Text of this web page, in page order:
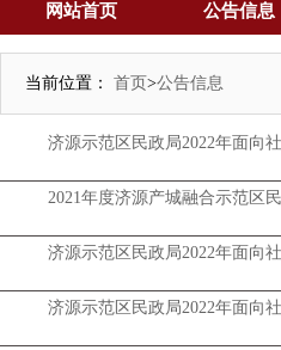
网站首页 公告信息
当前位置： 首页 >公告信息
济源示范区民政局2022年面向
2021年度济源产城融合示范区
济源示范区民政局2022年面向
济源示范区民政局2022年面向